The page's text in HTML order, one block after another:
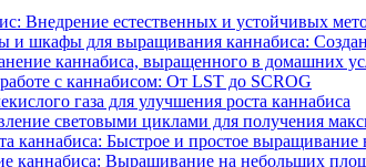
Внедрение естественных и устойчивых
и шкафы для выращивания каннабиса:
каннабиса, выращенного в домашних
с каннабисом: От LST до SCROG
газа для улучшения роста каннабиса
световыми циклами для получения
каннабиса: Быстрое и простое
каннабиса: Выращивание на небольших